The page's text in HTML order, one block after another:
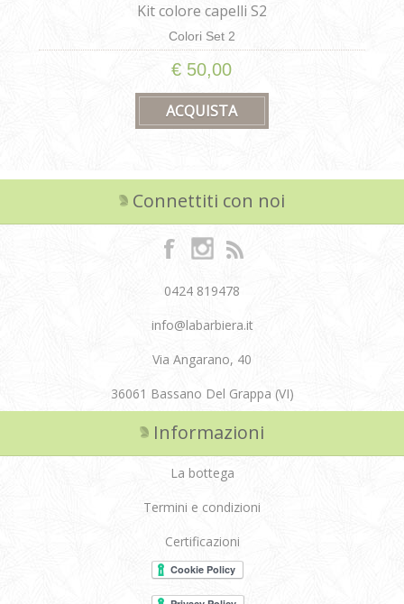
Kit colore capelli S2
Colori Set 2
€ 50,00
Connettiti con noi
0424 819478
info@labarbiera.it
Via Angarano, 40
36061 Bassano Del Grappa (VI)
Informazioni
La bottega
Termini e condizioni
Certificazioni